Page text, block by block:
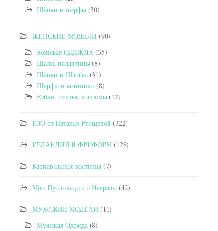
Шапки и шарфы (30)
ЖЕНСКИЕ МОДЕЛИ (90)
Женская ОДЕЖДА (35)
Шали, палантины (8)
Шапки и Шарфы (31)
Шарфы и манишки (8)
Юбки, платья, костюмы (12)
ИЗО от Натальи Ртищевой (322)
ИРЛАНДИЯ И ФРИФОРМ (128)
Карнавальные костюмы (7)
Мои Публикации и Награды (42)
МУЖСКИЕ МОДЕЛИ (11)
Мужская Одежда (8)